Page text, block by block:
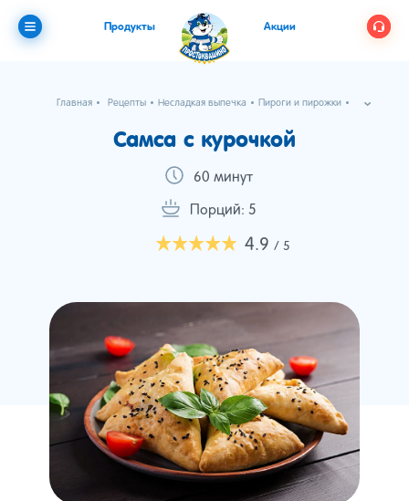
Продукты Акции
Главная Рецепты Несладкая выпечка
Пироги и пирожки
Самса с курочкой
60 минут
Порций: 5
4.9 / 5